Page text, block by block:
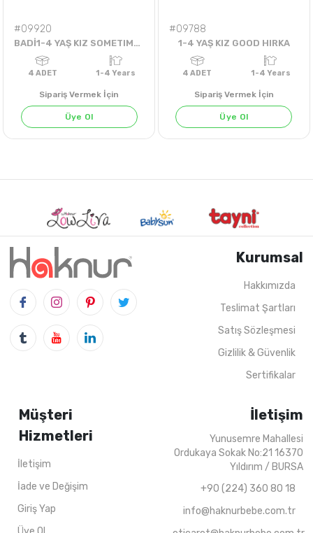
#09920
BADİ1-4 YAŞ KIZ SOMETIMES LOVE ME BADİ
4 ADET
Sipariş Vermek İçin
Üye Ol
#09788
1-4 YAŞ KIZ GOOD HIRKA
ADET 1-4
Sipariş Vermek İçin
Üye Ol
Kurumsal
Hakkımızda
Teslimat Şartları
Satış Sözleşmesi
Gizlilik & Güvenlik
Sertifikalar
Müşteri
Hizmetleri
İletişim
İade ve Değişim
Giriş Yap
İletişim
Yunusemre Mahallesi
Ordukaya Sokak No:21 16370
Yıldırım / BURSA
+90 (224) 360 80 18
info@haknurbebe.com.tr